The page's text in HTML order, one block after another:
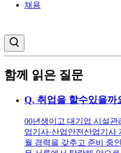
채용
함께 읽은 질문
Q. 취업을 할수있을까
00년생이고 대기업 시설
업기사·산업안전산업기사
월 경력을 갖추고 준비 중